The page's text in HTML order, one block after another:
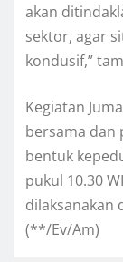
akan
sektor, agar
kondusif,”
Kegiatan
bersama dan
bentuk
pukul 10.30
dilaksanakan
(**/Ev/Am)